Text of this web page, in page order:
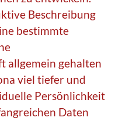
Beschreibung
bestimmte
allgemein gehalten
viel tiefer und
Persönlichkeit
Daten